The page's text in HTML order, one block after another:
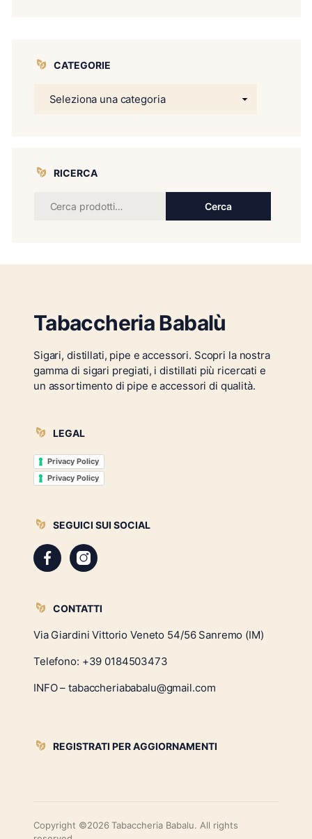
CATEGORIE
RICERCA
Cerca
Tabaccheria Babalù
Sigari, distillati, pipe e accessori. Scopri la nostra
gamma di sigari pregiati, i distillati più ricercati e
un assortimento di pipe e accessori di qualità.
LEGAL
Privacy Policy
Privacy Policy
SEGUICI SUI SOCIAL
CONTATTI
Via Giardini Vittorio Veneto 54/56 Sanremo (IM)
Telefono: +39 0184503473
INFO – tabaccheriababalu@gmail.com
REGISTRATI PER AGGIORNAMENTI
Copyright ©2026 Tabaccheria Babalu. All rights